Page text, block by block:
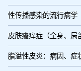
性传播感染的流行病学
皮肤瘙痒症（全身、局
脂溢性皮炎：病因、症